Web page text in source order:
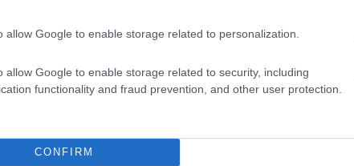
allow Google to enable storage related to personalization.
allow Google to enable storage related to security, including
functionality and fraud prevention, and other user protection.
CONFIRM
Kiss Lajos
a tartós hatalmas
és az
a lakosság
2026.08.04. szol24.hu
Szentháromság-templom
felújítása